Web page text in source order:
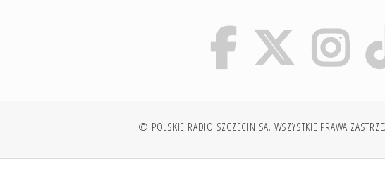
© POLSKIE RADIO SZCZECIN SA. WSZYSTKIE PRAWA